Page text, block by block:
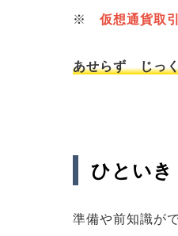
※ 仮想通貨取
あせらず じっ
ひといき
準備や前知識が